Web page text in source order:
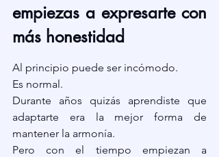
empiezas a expresarte con
más honestidad
Al principio puede ser incómodo.
Es normal.
Durante años quizás aprendiste que
adaptarte era la mejor forma de
mantener la armonía.
Pero con el tiempo empiezan a